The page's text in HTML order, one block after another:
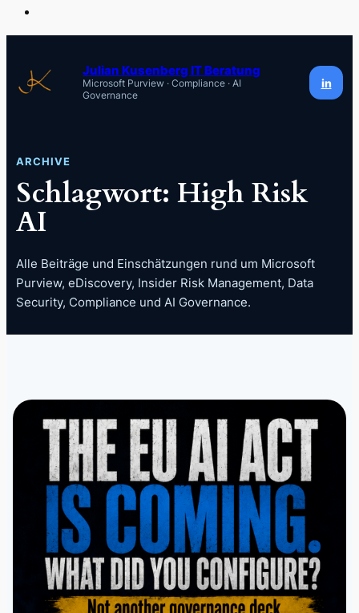
springen
Julian Kusenberg IT Beratung
Microsoft Purview · Compliance · AI
Governance
in
ARCHIVE
Schlagwort: High Risk
AI
Alle Beiträge und Einschätzungen rund um Microsoft
Purview, eDiscovery, Insider Risk Management, Data
Security, Compliance und AI Governance.